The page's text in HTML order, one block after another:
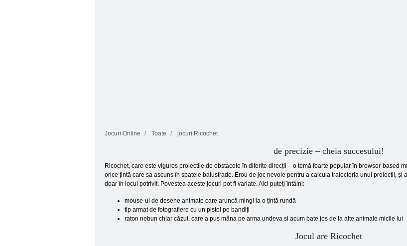
Jocuri Online Toate jocuri Ricochet
de precizie – cheia succesului!
Ricochet, care este viguros proiectile de obstacole în diferite direcții – o temă foarte popular în browser-based
orice țintă care sa ascuns în spatele balustrade. Erou de joc nevoie pentru a calcula traiectoria unui proiectil, și
doar în locul potrivit. Povestea aceste jocuri pot fi variate. Aici puteți întâlni:
mouse-ul de desene animate care aruncă mingi la o țintă rundă
tip armat de fotografiere cu un pistol pe bandiți
raton nebun chiar căzut, care a pus mâna pe arma undeva si acum bate jos de la alte animale micile lui
Jocul are Ricochet